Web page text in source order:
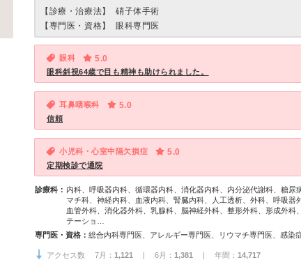
【診療・治療法】
硝子体手術
【専門医・資格】
眼科専門医
眼科 5.0
眼科斜視64歳で目も精神も助けられました。
耳鼻咽喉科 5.0
信頼
小児科・心室中隔欠損症 5.0
定期検診で通院
診療科： 内科、呼吸器内科、循環器内科、消化器内科、内分泌代謝科、糖尿
マチ科、神経内科、血液内科、腎臓内科、人工透析、外科、呼吸器
血管外科、消化器外科、乳腺科、脳神経外科、整形外科、形成外科
テーショ…
専門医・資格：
アクセス数 7月： 1,121 | 6月： 1,381 | 年間： 14,717